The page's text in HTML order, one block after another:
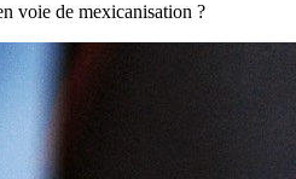
voie de mexicanisation ?